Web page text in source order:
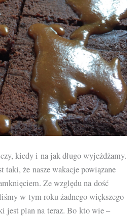
kiedy i na jak długo wyjeżdżamy.
taki, że nasze wakacje powiązane
Ze względu na dość
w tym roku żadnego większego
jest plan na teraz. Bo kto wie –